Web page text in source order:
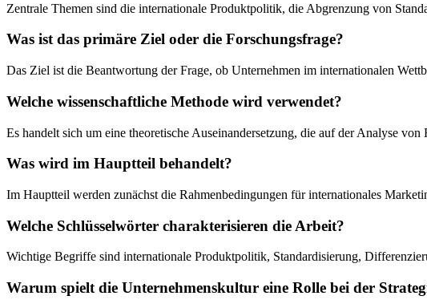
Zentrale Themen sind die internationale Produktpolitik, die Abgrenzung von
Was ist das primäre Ziel oder die Forschungsfrage?
Das Ziel ist die Beantwortung der Frage, ob Unternehmen im internationalen
Welche wissenschaftliche Methode wird verwendet?
Es handelt sich um eine theoretische Auseinandersetzung, die auf der Analyse
Was wird im Hauptteil behandelt?
Im Hauptteil werden zunächst die Rahmenbedingungen für internationales
Welche Schlüsselwörter charakterisieren die Arbeit?
Wichtige Begriffe sind internationale Produktpolitik, Standardisierung,
Warum spielt die Unternehmenskultur eine Rolle bei der